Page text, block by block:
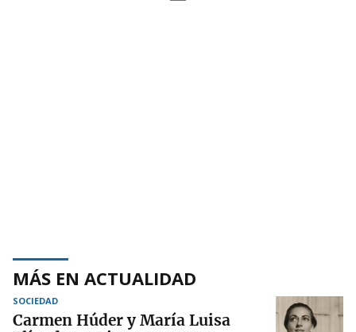
MÁS EN ACTUALIDAD
SOCIEDAD
Carmen Húder y María Luisa